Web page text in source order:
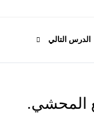
الدرس التالي